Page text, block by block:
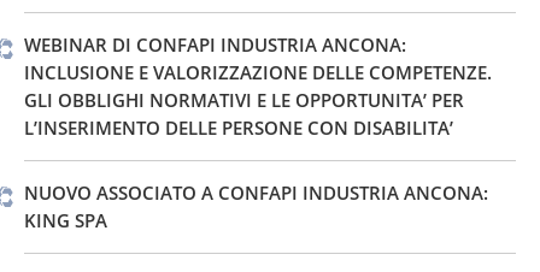
WEBINAR DI CONFAPI INDUSTRIA ANCONA:
INCLUSIONE E VALORIZZAZIONE DELLE COMPETENZE.
GLI OBBLIGHI NORMATIVI E LE OPPORTUNITA’ PER
L’INSERIMENTO DELLE PERSONE CON DISABILITA’
NUOVO ASSOCIATO A CONFAPI INDUSTRIA ANCONA:
KING SPA